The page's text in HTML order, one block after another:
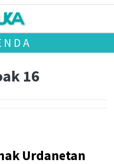
16
Urdanetan